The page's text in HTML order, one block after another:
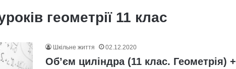
геометрії 11 клас
Шкільне життя 02.12.2020
Об’єм циліндра (11 клас. Геометрія) +